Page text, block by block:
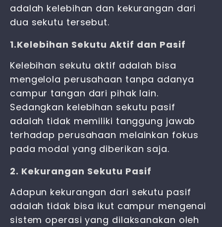
adalah kelebihan dan kekurangan dari
dua sekutu tersebut.
1.Kelebihan Sekutu Aktif dan Pasif
Kelebihan sekutu aktif adalah bisa
mengelola perusahaan tanpa adanya
campur tangan dari pihak lain.
Sedangkan kelebihan sekutu pasif
adalah tidak memiliki tanggung jawab
terhadap perusahaan melainkan fokus
pada modal yang diberikan saja.
2. Kekurangan Sekutu Pasif
Adapun kekurangan dari sekutu pasif
adalah tidak bisa ikut campur mengenai
sistem operasi yang dilaksanakan oleh